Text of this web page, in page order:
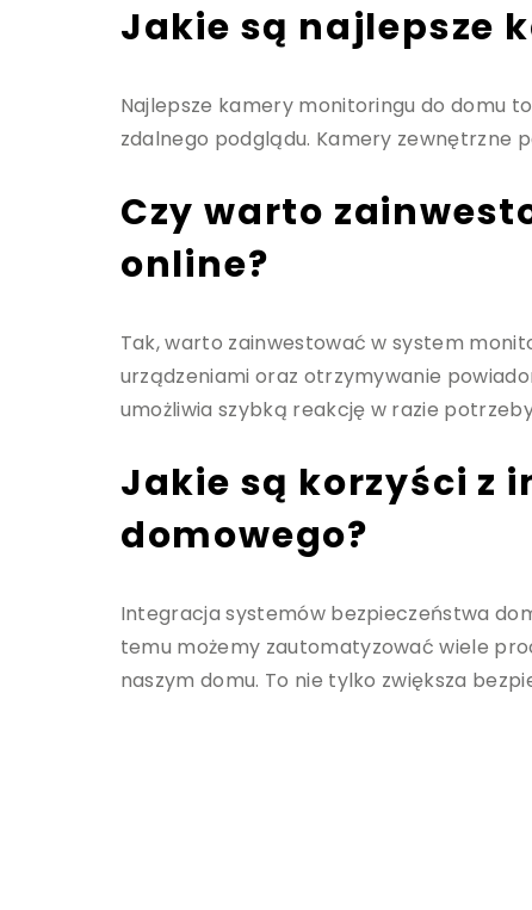
Jakie są najlepsze
Najlepsze kamery monitoringu do domu
zdalnego podglądu. Kamery zewnętrzne
Czy warto
online?
Tak, warto zainwestować w system
urządzeniami oraz otrzymywanie
umożliwia szybką reakcję w razie
Jakie są korzyści z
domowego?
Integracja systemów bezpieczeństwa
temu możemy zautomatyzować wiele
naszym domu. To nie tylko zwiększa